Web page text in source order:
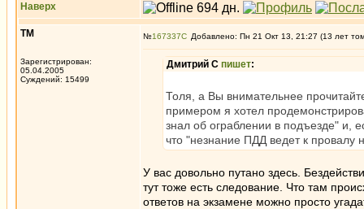
Наверх
ТМ
Зарегистрирован:
05.04.2005
Суждений: 15499
№167337 Добавлено: Пн 21 Окт 13, 21:27 (13 лет
Дмитрий С пишет:
Толя, а Вы внимательнее
примером я хотел
знал об ограблении в подъезде" и,
что "незнание ПДД ведет к провалу
У вас довольно путано здесь.
тут тоже есть следование. Что там
ответов на экзамене можно просто